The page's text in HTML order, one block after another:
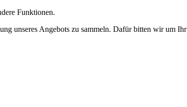
Funktionen.
unseres Angebots zu sammeln. Dafür bitten wir um